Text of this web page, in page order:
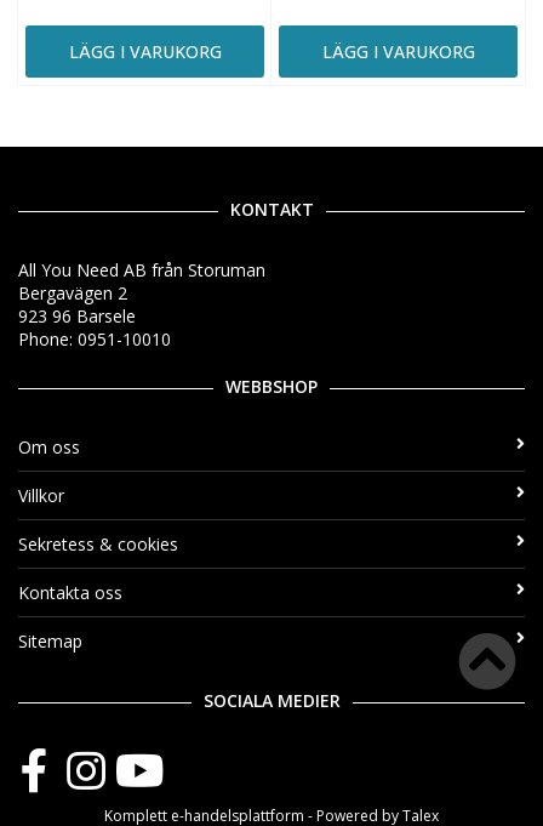
LÄGG I VARUKORG LÄGG I VARUKORG
KONTAKT
All You Need AB från Storuman
Bergavägen 2
923 96 Barsele
Phone: 0951-10010
WEBBSHOP
Om oss
Villkor
Sekretess & cookies
Kontakta oss
Sitemap
SOCIALA MEDIER
Komplett e-handelsplattform - Powered byTalex